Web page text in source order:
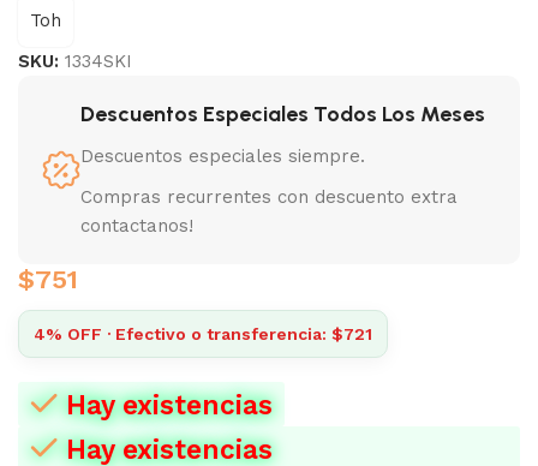
Toh
SKU: 1334SKI
Descuentos Especiales Todos Los Meses
Descuentos especiales siempre.
Compras recurrentes con descuento extra
contactanos!
$751
4% OFF · Efectivo o transferencia: $721
Hay existencias
Hay existencias